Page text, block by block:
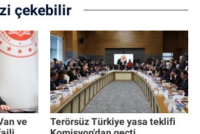
çekebilir
ve
Terörsüz Türkiye yasa teklifi